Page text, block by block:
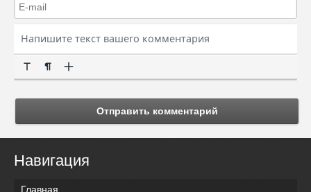
Отправить комментарий
Навигация
Главная